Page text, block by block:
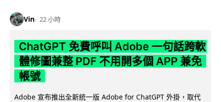
Vin 22 小時
ChatGPT 免費呼叫 Adobe 一句話跨軟
體修圖兼整 PDF 不用開多個 APP 兼免
帳號
Adobe 宣布推出全新統一版 Adobe for ChatGPT 外掛，取代